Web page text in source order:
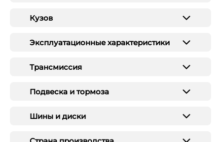
Кузов
Эксплуатационные характеристики
Трансмиссия
Подвеска и тормоза
Шины и диски